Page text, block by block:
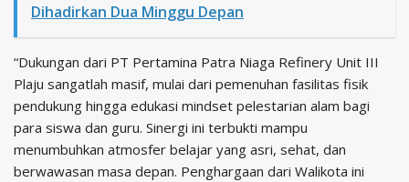
Dihadirkan Dua Minggu Depan
“Dukungan dari PT Pertamina Patra Niaga Refinery Unit III
Plaju sangatlah masif, mulai dari pemenuhan fasilitas fisik
pendukung hingga edukasi mindset pelestarian alam bagi
para siswa dan guru. Sinergi ini terbukti mampu
menumbuhkan atmosfer belajar yang asri, sehat, dan
berwawasan masa depan. Penghargaan dari Walikota ini